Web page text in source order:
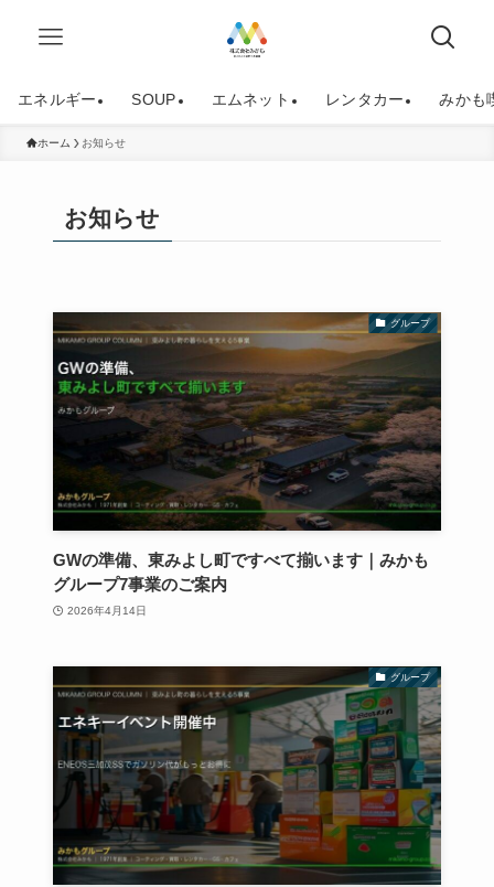
エネルギー SOUP エムネット レンタカー みかも
ホーム お知らせ
お知らせ
グループ
GWの準備、東みよし町ですべて揃います｜みかも
グループ7事業のご案内
2026年4月14日
グループ